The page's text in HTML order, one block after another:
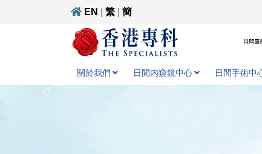
EN 繁 簡
日間醫
關於我們 日間内窺鏡中心 日間手術中